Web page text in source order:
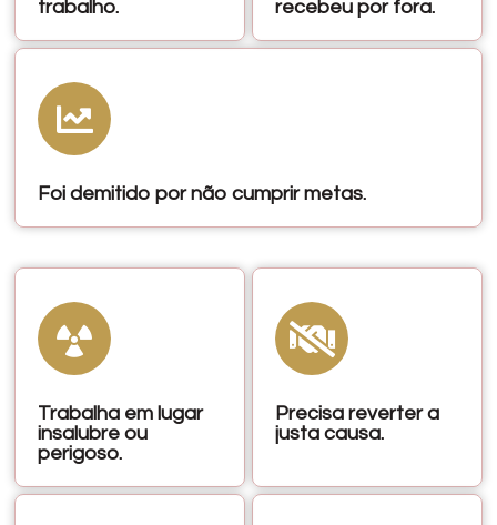
trabalho.
recebeu por fora.
Foi demitido por não cumprir metas.
Trabalha em lugar
insalubre ou
perigoso.
Precisa reverter a
justa causa.